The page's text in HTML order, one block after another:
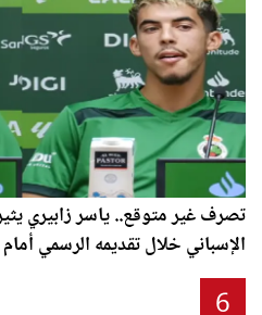
تصرف غير متوقع.. ياسر زابيري
الإسباني خلال تقديمه الرسمي
6